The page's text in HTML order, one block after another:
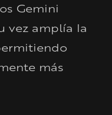
Gemini
vez amplía la
más